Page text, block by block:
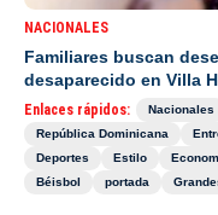
NACIONALES
Familiares buscan
desaparecido en Villa
Enlaces rápidos: Nacionales
República Dominicana
Deportes
Estilo
Béisbol
portada